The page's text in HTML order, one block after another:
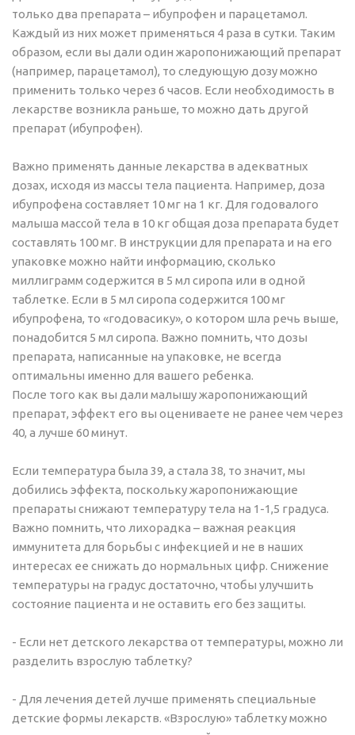
только два препарата – ибупрофен и парацетамол.
Каждый из них может применяться 4 раза в сутки. Таким
образом, если вы дали один жаропонижающий препарат
(например, парацетамол), то следующую дозу можно
применить только через 6 часов. Если необходимость в
лекарстве возникла раньше, то можно дать другой
препарат (ибупрофен).
Важно применять данные лекарства в адекватных
дозах, исходя из массы тела пациента. Например, доза
ибупрофена составляет 10 мг на 1 кг. Для годовалого
малыша массой тела в 10 кг общая доза препарата будет
составлять 100 мг. В инструкции для препарата и на его
упаковке можно найти информацию, сколько
миллиграмм содержится в 5 мл сиропа или в одной
таблетке. Если в 5 мл сиропа содержится 100 мг
ибупрофена, то «годовасику», о котором шла речь выше,
понадобится 5 мл сиропа. Важно помнить, что дозы
препарата, написанные на упаковке, не всегда
оптимальны именно для вашего ребенка.
После того как вы дали малышу жаропонижающий
препарат, эффект его вы оцениваете не ранее чем через
40, а лучше 60 минут.
Если температура была 39, а стала 38, то значит, мы
добились эффекта, поскольку жаропонижающие
препараты снижают температуру тела на 1-1,5 градуса.
Важно помнить, что лихорадка – важная реакция
иммунитета для борьбы с инфекцией и не в наших
интересах ее снижать до нормальных цифр. Снижение
температуры на градус достаточно, чтобы улучшить
состояние пациента и не оставить его без защиты.
- Если нет детского лекарства от температуры, можно ли
разделить взрослую таблетку?
- Для лечения детей лучше применять специальные
детские формы лекарств. «Взрослую» таблетку можно